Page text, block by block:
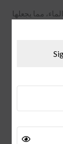
مما يجعلها
والصلابة.
دقة الساعة